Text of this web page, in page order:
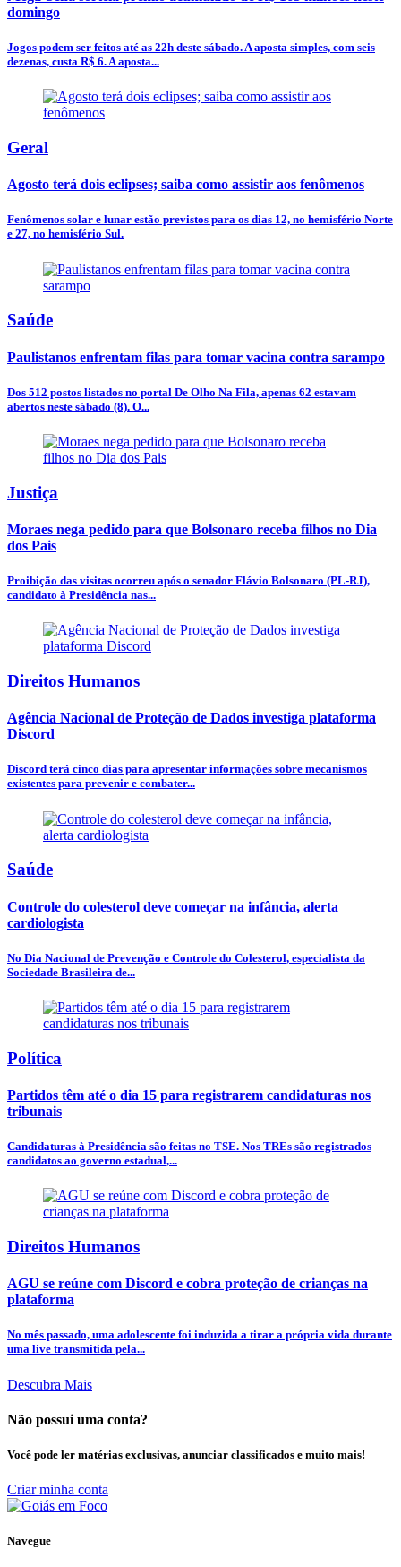
domingo
Jogos podem ser feitos até as 22h deste sábado. A aposta simples, com seis
dezenas, custa R$ 6. A aposta...
Geral
Agosto terá dois eclipses; saiba como assistir aos fenômenos
Fenômenos solar e lunar estão previstos para os dias 12, no hemisfério Norte
e 27, no hemisfério Sul.
Saúde
Paulistanos enfrentam filas para tomar vacina contra sarampo
Dos 512 postos listados no portal De Olho Na Fila, apenas 62 estavam
abertos neste sábado (8). O...
Justiça
Moraes nega pedido para que Bolsonaro receba filhos no Dia
dos Pais
Proibição das visitas ocorreu após o senador Flávio Bolsonaro (PL-RJ),
candidato à Presidência nas...
Direitos Humanos
Agência Nacional de Proteção de Dados investiga plataforma
Discord
Discord terá cinco dias para apresentar informações sobre mecanismos
existentes para prevenir e combater...
Saúde
Controle do colesterol deve começar na infância, alerta
cardiologista
No Dia Nacional de Prevenção e Controle do Colesterol, especialista da
Sociedade Brasileira de...
Política
Partidos têm até o dia 15 para registrarem candidaturas nos
tribunais
Candidaturas à Presidência são feitas no TSE. Nos TREs são registrados
candidatos ao governo estadual,...
Direitos Humanos
AGU se reúne com Discord e cobra proteção de crianças na
plataforma
No mês passado, uma adolescente foi induzida a tirar a própria vida durante
uma live transmitida pela...
Descubra Mais
Não possui uma conta?
Você pode ler matérias exclusivas, anunciar classificados e muito mais!
Criar minha conta
Navegue